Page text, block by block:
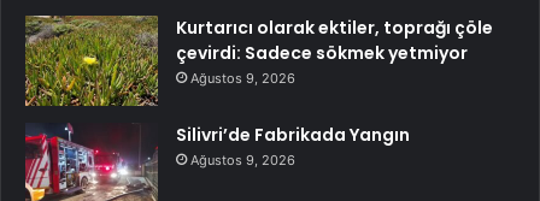
Kurtarıcı olarak ektiler, toprağı çöle
çevirdi: Sadece sökmek yetmiyor
Ağustos 9, 2026
Silivri’de Fabrikada Yangın
Ağustos 9, 2026